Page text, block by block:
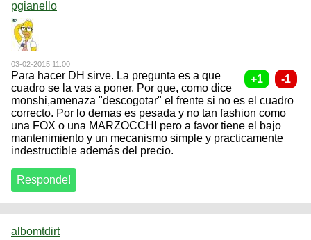
pgianello
03-02-2015 11:00
Para hacer DH sirve. La pregunta es a que
cuadro se la vas a poner. Por que, como dice
monshi,amenaza "descogotar" el frente si no es el cuadro
correcto. Por lo demas es pesada y no tan fashion como
una FOX o una MARZOCCHI pero a favor tiene el bajo
mantenimiento y un mecanismo simple y practicamente
indestructible además del precio.
albomtdirt